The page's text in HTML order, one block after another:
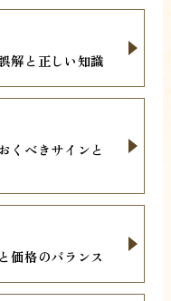
解と正しい知識
くべきサインと
価格のバランス